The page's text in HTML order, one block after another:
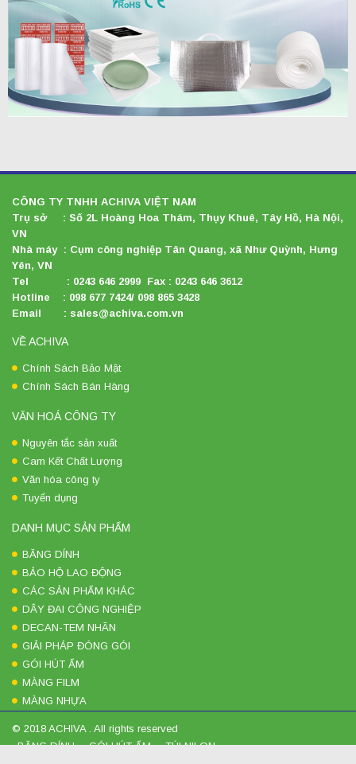
CÔNG TY TNHH ACHIVA VIỆT NAM
Trụ sở : Số 2L Hoàng Hoa Thám, Thụy Khuê, Tây Hồ, Hà Nội,
VN
Nhà máy : Cụm công nghiệp Tân Quang, xã Như Quỳnh, Hưng
Yên, VN
Tel : 0243 646 2999 Fax : 0243 646 3612
Hotline : 098 677 7424/ 098 865 3428
Email : sales@achiva.com.vn
VỀ ACHIVA
Chính Sách Bảo Mật
Chính Sách Bán Hàng
VĂN HOÁ CÔNG TY
Nguyên tắc sản xuất
Cam Kết Chất Lượng
Văn hóa công ty
Tuyển dụng
DANH MỤC SẢN PHẨM
BĂNG DÍNH
BẢO HỘ LAO ĐỘNG
CÁC SẢN PHẨM KHÁC
DÂY ĐAI CÔNG NGHIỆP
DECAN-TEM NHÃN
GIẢI PHÁP ĐÓNG GÓI
GÓI HÚT ẨM
MÀNG FILM
MÀNG NHỰA
© 2018 ACHIVA . All rights reserved
BĂNG DÍNH
GÓI HÚT ẨM TÚI NILON